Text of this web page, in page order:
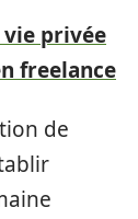
privée
freelance
de